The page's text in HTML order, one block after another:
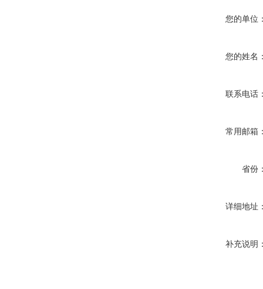
您的单位
您的姓名
联系电话
常用邮箱
省份
详细地址
补充说明